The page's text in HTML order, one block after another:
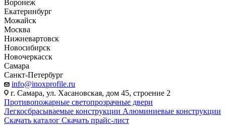
Воронеж
Екатеринбург
Можайск
Москва
Нижневартовск
Новосибирск
Новочеркасск
Самара
Санкт-Петербург
info@inoxprofile.ru
г. Самара, ул. Хасановская, дом 45, строение 2
Противопожарные светопрозрачные двери
Легкосбрасываемые конструкции Алюминиевые конструкции
Скачать каталог Скачать прайс-лист